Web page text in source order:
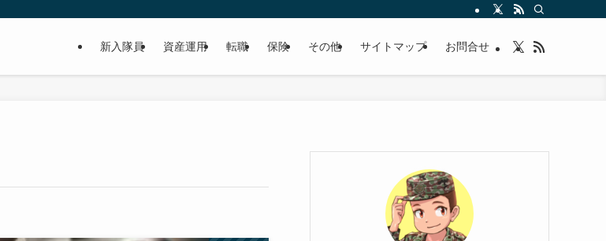
新入隊員 資産運用 転職 保険 その他 サイトマップ お問合せ